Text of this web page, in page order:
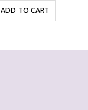
ADD TO CART